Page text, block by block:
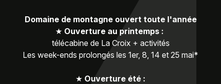
Domaine de montagne ouvert toute l'année
★ Ouverture au printemps :
télécabine de La Croix + activités
Les week-ends prolongés les 1er, 8, 14 et 25 mai*
★ Ouverture été :